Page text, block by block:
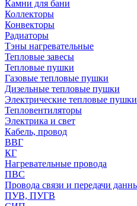
Камни для бани
Коллекторы
Конвекторы
Радиаторы
Тэны нагревательные
Тепловые завесы
Тепловые пушки
Газовые тепловые пушки
Дизельные тепловые пушки
Электрические тепловые пушки
Тепловентиляторы
Электрика и свет
Кабель, провод
ВВГ
КГ
Нагревательные провода
ПВС
Провода связи и передачи
ПУВ, ПУГВ